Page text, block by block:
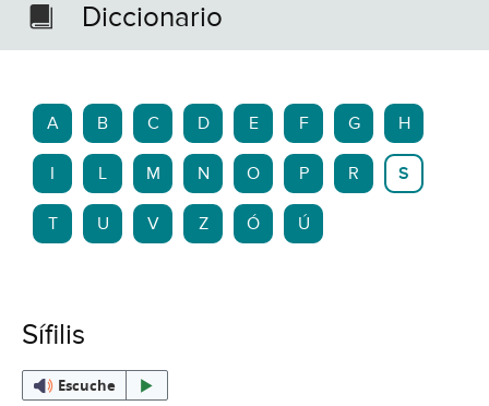
Diccionario
A B C D E F G H
L M N O P R S
T U V Z Ó Ú
Sífilis
Escuche